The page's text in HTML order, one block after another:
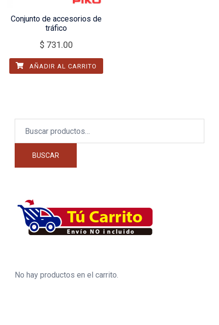
Conjunto de accesorios de
tráfico
$ 731.00
AÑADIR AL CARRITO
BUSCAR
No hay productos en el carrito.